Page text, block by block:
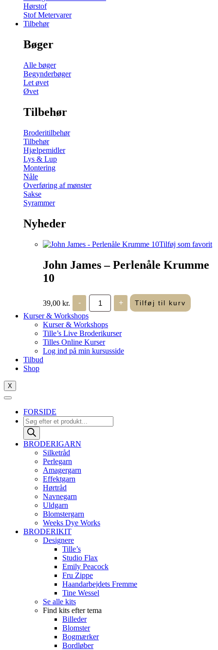
Hørstof
Stof Metervarer
Tilbehør
Bøger
Alle bøger
Begynderbøger
Let øvet
Øvet
Tilbehør
Broderitilbehør
Tilbehør
Hjælpemidler
Lys & Lup
Montering
Nåle
Overføring af mønster
Sakse
Syrammer
Nyheder
Tilføj som favorit
John James – Perlenåle Krumme
10
39,00 kr. -
John
James
-
Perlenåle
Krumme
10
antal
+ Tilføj til kurv
Kurser & Workshops
Kurser & Workshops
Tille’s Live Broderikurser
Tilles Online Kurser
Log ind på min kursusside
Tilbud
Shop
X
FORSIDE
Products
search
BRODERIGARN
Silketråd
Perlegarn
Amagergarn
Effektgarn
Hørtråd
Navnegarn
Uldgarn
Blomstergarn
Weeks Dye Works
BRODERIKIT
Designere
Tille’s
Studio Flax
Emily Peacock
Fru Zippe
Haandarbejdets Fremme
Tine Wessel
Se alle kits
Find kits efter tema
Billeder
Blomster
Bogmærker
Bordløber